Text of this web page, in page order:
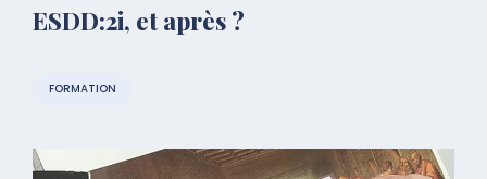
ESDD:2i, et après ?
FORMATION